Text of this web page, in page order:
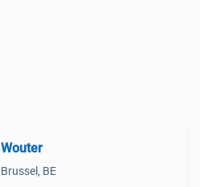
Wouter
Brussel, BE